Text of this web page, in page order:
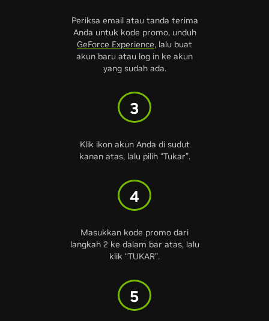
Periksa email atau tanda terima
Anda untuk kode promo, unduh
GeForce Experience, lalu buat
akun baru atau log in ke akun
yang sudah ada.
3
Klik ikon akun Anda di sudut
kanan atas, lalu pilih “Tukar”.
4
Masukkan kode promo dari
langkah 2 ke dalam bar atas, lalu
klik “TUKAR”.
5